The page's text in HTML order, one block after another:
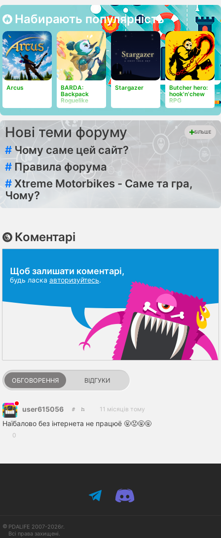
Набирають популярність
Arcus
BARDA:
Backpack
Roguelike
Stargazer
Butcher hero:
hook'n'chew
RPG
Нові теми форуму БІЛЬШЕ
# Чому саме цей сайт?
# Правила форума
# Xtreme Motorbikes - Саме та гра,
Чому?
Коментарі
Щоб залишати коментарі,
будь ласка авторизуйтесь.
ОБГОВОРЕННЯ ВІДГУКИ
user615056 11 місяців тому
Наїбалово без інтернета не працюё 🤬😡🤬🤬
0
PDALIFE 2007-2026г.
Всі права захищені.